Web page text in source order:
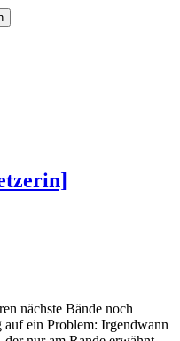
nächste Bände noch
auf ein Problem: Irgendwann